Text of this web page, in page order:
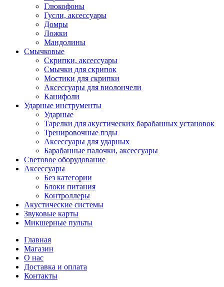
Глюкофоны
Гусли, аксессуары
Домры
Ложки
Мандолины
Смычковые
Скрипки, аксессуары
Смычки для скрипок
Мостики для скрипки
Аксессуары для виолончели
Канифоли
Ударные инструменты
Ударные
Тарелки для акустических барабанных установок
Тренировочные пэды
Аксессуары для ударных
Барабанные палочки, аксессуары
Световое оборудование
Аксессуары
Без категории
Блоки питания
Контроллеры
Акустические системы
Звуковые карты
Микшерные пульты
Главная
Магазин
О нас
Доставка и оплата
Контакты